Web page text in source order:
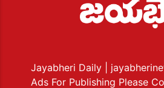
Jayabheri Daily
|
Ads For Publishing Please